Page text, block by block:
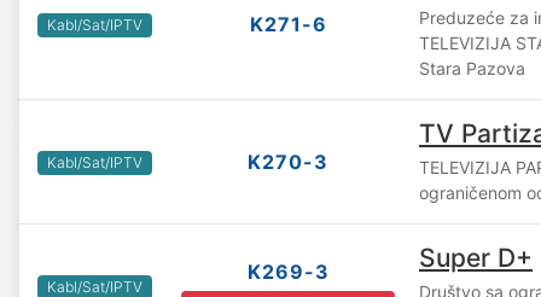
Kabl/Sat/IPTV K271-6
Preduzeće za
TELEVIZIJA
Stara Pazova
Kabl/Sat/IPTV K270-3
TV
TELEVIZIJA
ograničenom
Kabl/Sat/IPTV
K269-3 Super D+
Društvo sa